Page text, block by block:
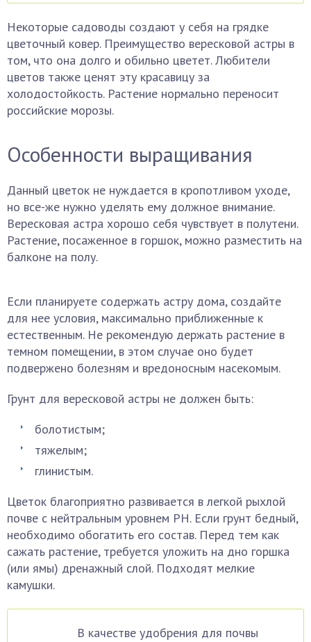
Некоторые садоводы создают у себя на грядке
цветочный ковер. Преимущество вересковой астры в
том, что она долго и обильно цветет. Любители
цветов также ценят эту красавицу за
холодостойкость. Растение нормально переносит
российские морозы.
Особенности выращивания
Данный цветок не нуждается в кропотливом уходе,
но все-же нужно уделять ему должное внимание.
Вересковая астра хорошо себя чувствует в полутени.
Растение, посаженное в горшок, можно разместить на
балконе на полу.
Если планируете содержать астру дома, создайте
для нее условия, максимально приближенные к
естественным. Не рекомендую держать растение в
темном помещении, в этом случае оно будет
подвержено болезням и вредоносным насекомым.
Грунт для вересковой астры не должен быть:
болотистым;
тяжелым;
глинистым.
Цветок благоприятно развивается в легкой рыхлой
почве с нейтральным уровнем РН. Если грунт бедный,
необходимо обогатить его состав. Перед тем как
сажать растение, требуется уложить на дно горшка
(или ямы) дренажный слой. Подходят мелкие
камушки.
В качестве удобрения для почвы